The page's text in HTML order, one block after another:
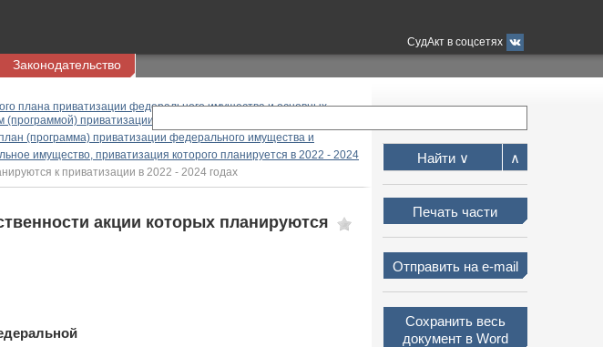
СудАкт в соцсетях
Законодательство
плана приватизации федерального имущества и основных
приватизации федерального имущества и
(программа) приватизации федерального имущества и
имущество, приватизация которого планируется в 2022 - 2024
к приватизации в 2022 - 2024 годах
акции которых планируются
Найти ∨ ∧
Печать части
Отправить на e-mail
Сохранить весь
документ в Word